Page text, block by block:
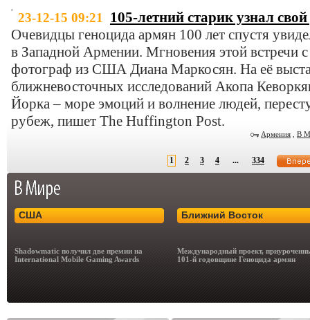
23-12-15 09:21
105-летний старик узнал
Очевидцы геноцида армян 100 лет спустя
в Западной Армении. Мгновения этой встречи
фотограф из США Диана Маркосян. На её
ближневосточных исследований Акопа
Йорка – море эмоций и волнение людей,
рубеж, пишет The Huffington Post.
Армения В
1 2 3 4 ... 334
США
Shadowmatic получил две премии на
International Mobile Gaming Awards
Ближний Восток
Международный проект,
101-й годовщине Геноцида армян